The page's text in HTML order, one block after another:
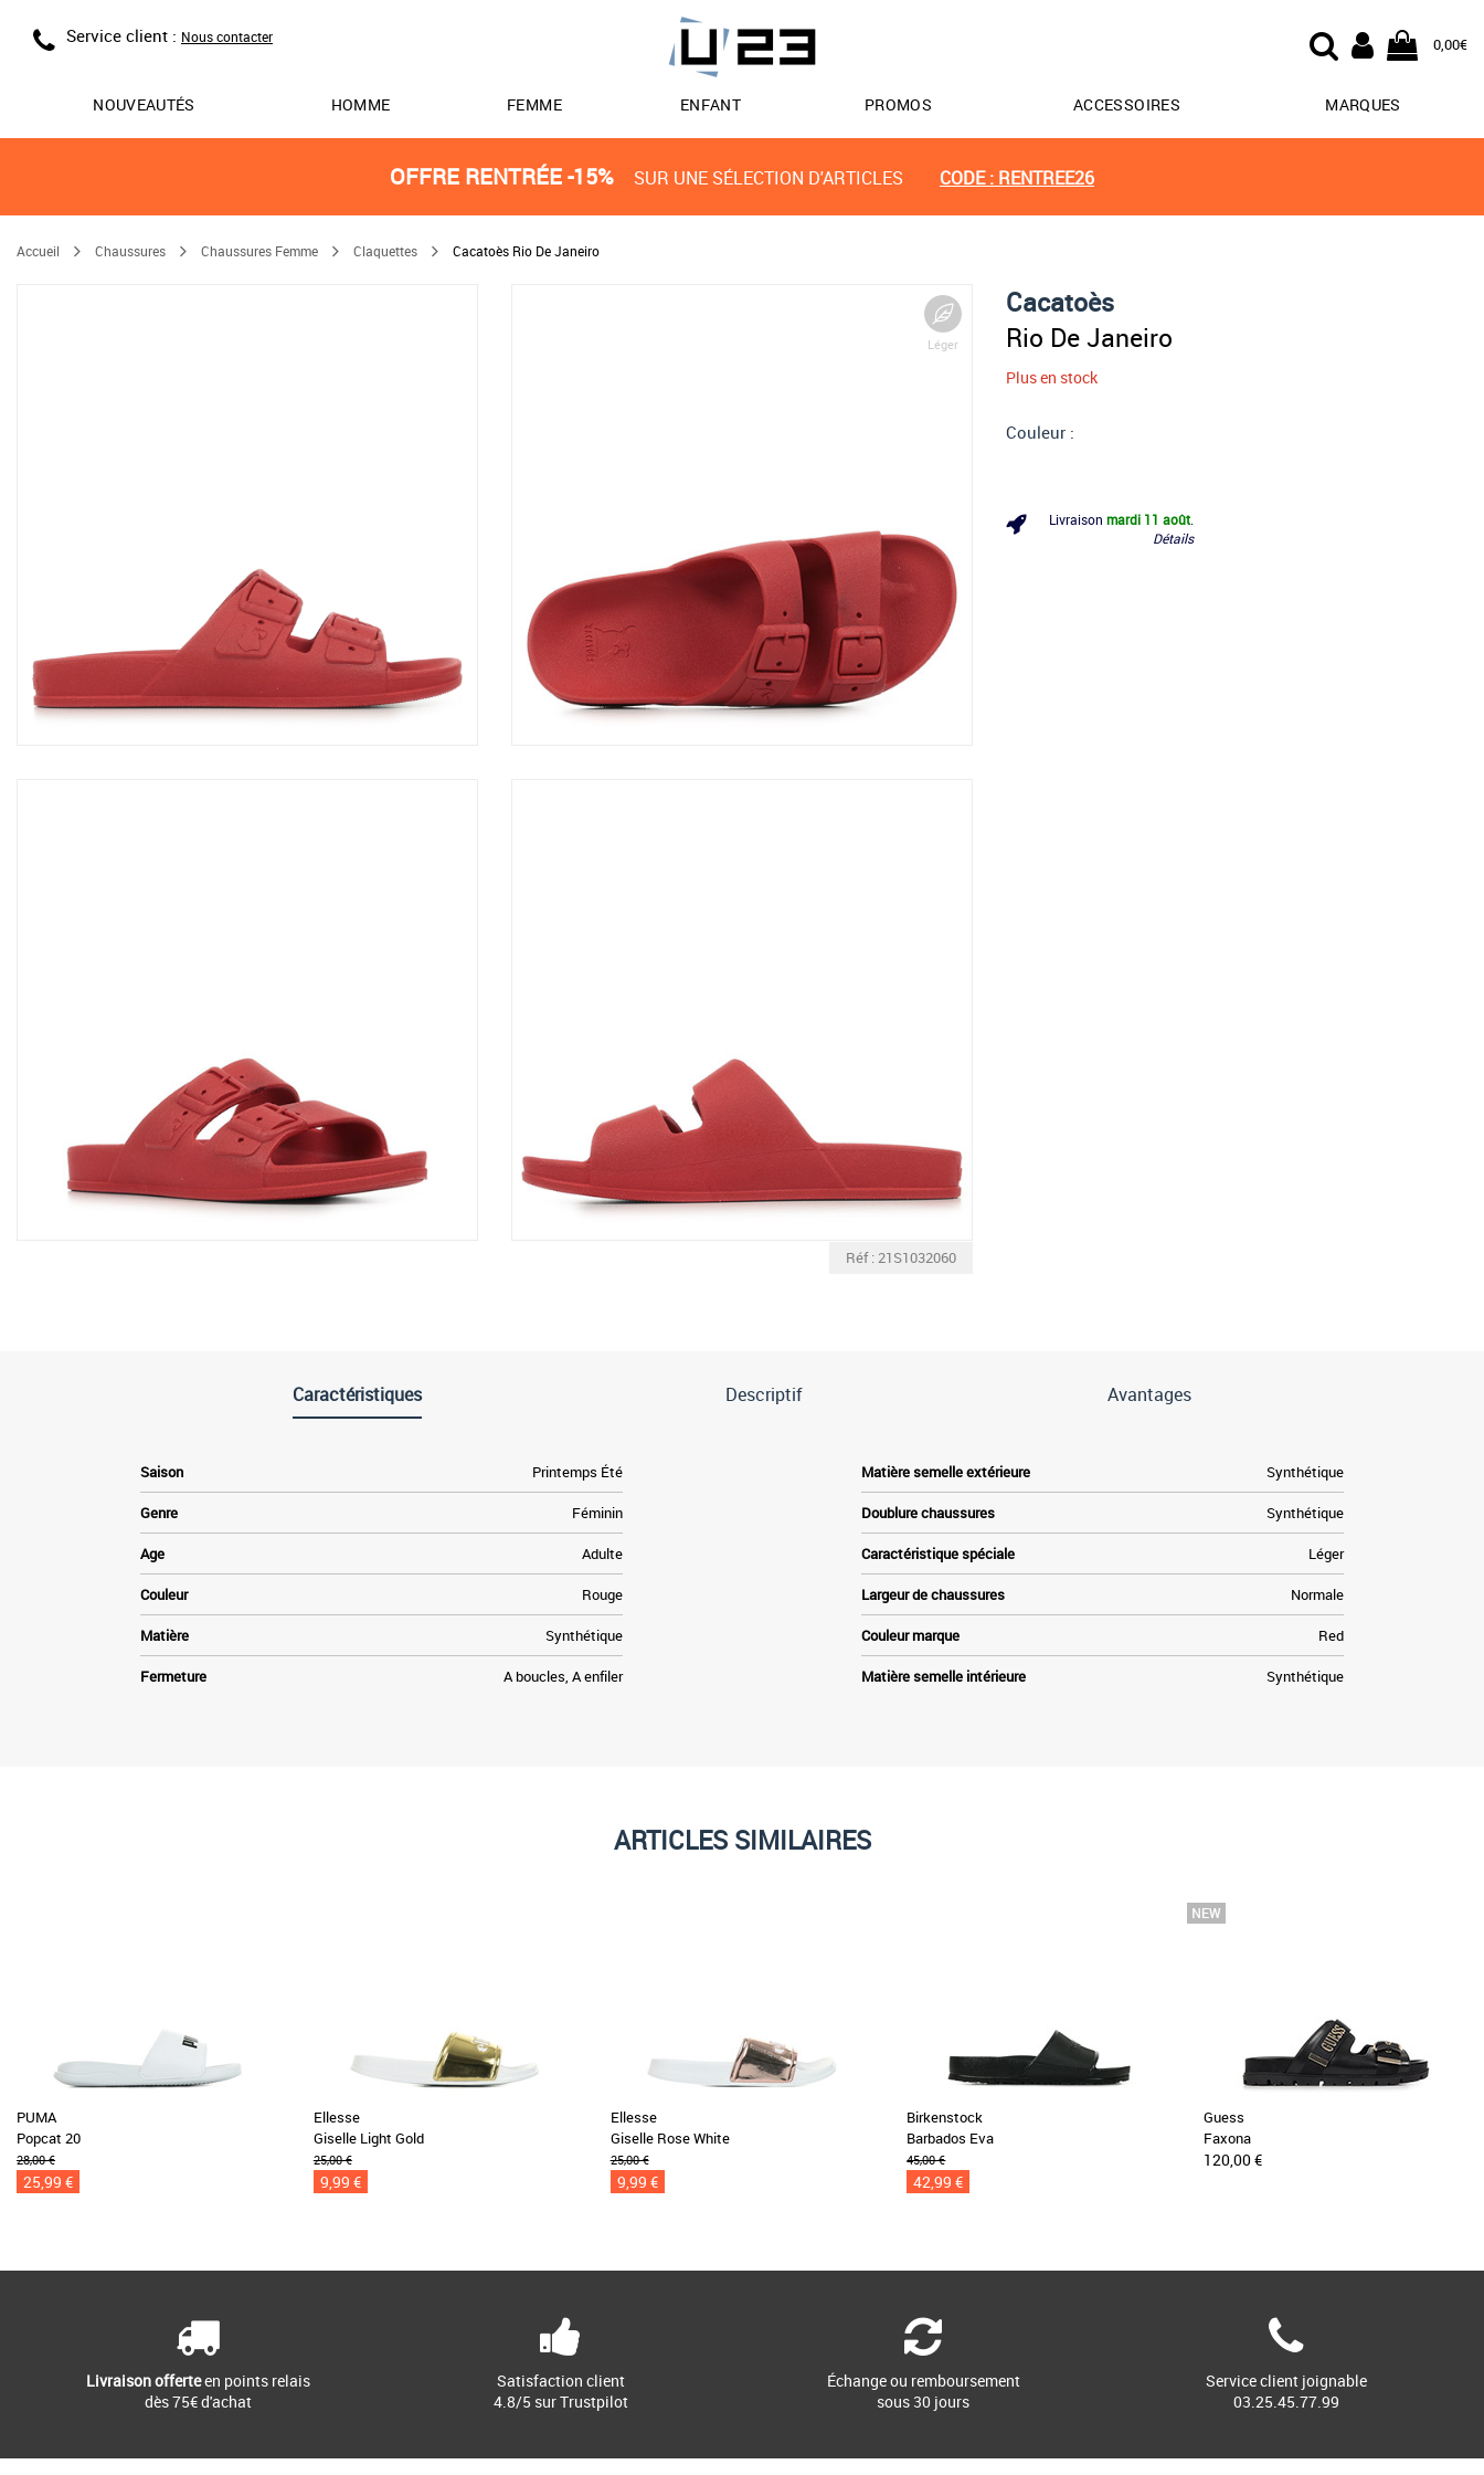
Service client : Nous contacter 0,00€
NOUVEAUTÉS HOMME FEMME ENFANT PROMOS ACCESSOIRES MARQUES
OFFRE RENTRÉE -15% SUR UNE SÉLECTION D'ARTICLES CODE : RENTREE26
Accueil Chaussures Chaussures Femme Claquettes Cacatoès Rio De Janeiro
Léger
Réf : 21S1032060
Cacatoès
Rio De Janeiro
Plus en stock
Couleur :
Livraison mardi 11 août
Détails
Caractéristiques Descriptif Avantages
Saison Printemps Été
Genre Féminin
Age Adulte
Couleur Rouge
Matière Synthétique
Fermeture A boucles, A enfiler
Matière semelle extérieure Synthétique
Doublure chaussures Synthétique
Caractéristique spéciale Léger
Largeur de chaussures Normale
Couleur marque Red
Matière semelle intérieure Synthétique
ARTICLES SIMILAIRES
PUMA
Popcat 20
28,00 €
25,99 €
Ellesse
Giselle Light Gold
25,00 €
9,99 €
Ellesse
Giselle Rose White
25,00 €
9,99 €
Birkenstock
Barbados Eva
45,00 €
42,99 €
Guess
Faxona
120,00 €
Livraison offerteen points relais
dès 75€ d'achat
Satisfaction client
4.8/5 sur Trustpilot
Échange ou remboursement
sous 30 jours
Service client joignable
03.25.45.77.99